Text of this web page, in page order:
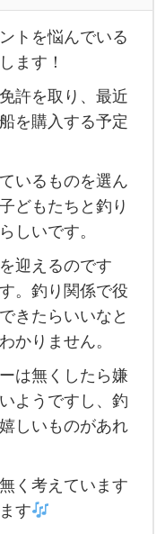
トを悩んでいる
ます！
許を取り、最近
を購入する予定
いるものを選ん
どもたちと釣り
しいです。
迎えるのです
。釣り関係で役
きたらいいなと
かりません。
は無くしたら嫌
ようですし、釣
しいものがあれ
く考えています
す